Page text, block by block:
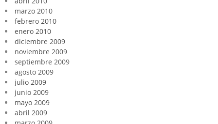
marzo 2010
febrero 2010
enero 2010
diciembre 2009
noviembre 2009
septiembre 2009
agosto 2009
julio 2009
junio 2009
mayo 2009
abril 2009